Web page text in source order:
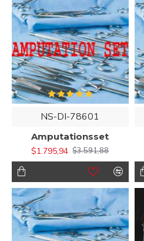
NS-DI-78601
Amputationsset
$1.795,94 $3.591,88